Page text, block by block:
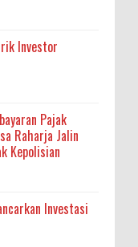
Investor
Pajak
Raharja Jalin
Kepolisian
Investasi